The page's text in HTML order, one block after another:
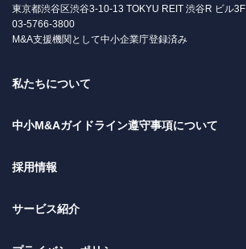
東京都渋谷区渋谷3-10-13 TOKYU REIT 渋谷R ビル3F
03-5766-3800
M&A支援機関として中小企業庁登録済み
私たちについて
中小M&Aガイドライン遵守事項について
採用情報
サービス紹介